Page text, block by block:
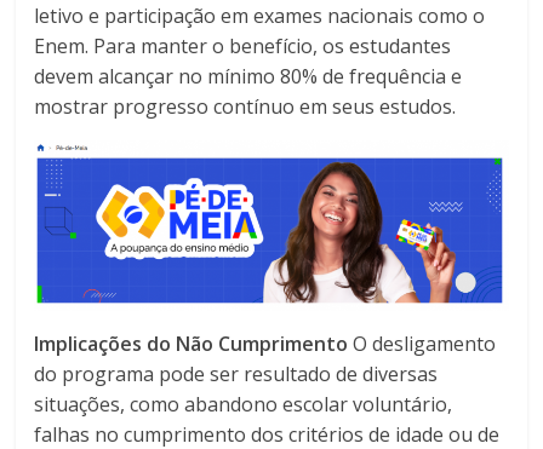
letivo e participação em exames nacionais como o
Enem. Para manter o benefício, os estudantes
devem alcançar no mínimo 80% de frequência e
mostrar progresso contínuo em seus estudos.
Implicações do Não Cumprimento O desligamento
do programa pode ser resultado de diversas
situações, como abandono escolar voluntário,
falhas no cumprimento dos critérios de idade ou de